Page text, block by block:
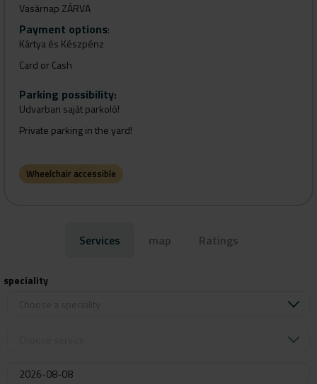
Üdvözlettel a Pécsi Barber Shop csapata
/az árváltozás jogát fenntartjuk!/
+36 72 800 610
Vasárnap ZÁRVA
Payment options:
Kártya és Készpénz
Card or Cash
Parking possibility:
Udvarban saját parkoló!
Private parking in the yard!
Wheelchair accessible
Services map Ratings
speciality